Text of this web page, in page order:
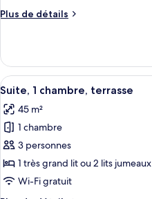
chambre :
chambre
Plus de détails
Plus
Suite
Premier,
1
Afficher
toutes
les
photos
pour
ce
type
4
Suite, 1 chambre, terrasse
45 m²
1 chambre
3 personnes
1 très grand lit ou 2 lits jumeaux
Wi-Fi gratuit